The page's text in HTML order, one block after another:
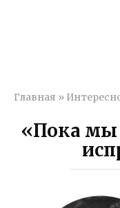
Главная »
«Пока